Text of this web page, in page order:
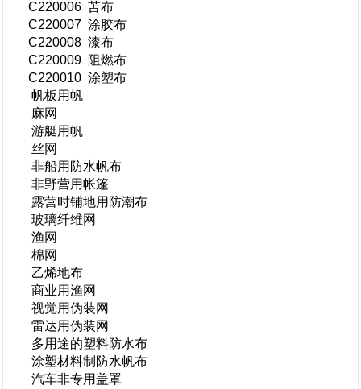
C220006 苫布
C220007 涂胶布
C220008 漆布
C220009 阻燃布
C220010 涂塑布
帆板用帆
麻网
游艇用帆
丝网
非船用防水帆布
非野营用帐篷
露营时铺地用防潮布
玻璃纤维网
渔网
棉网
乙烯地布
商业用渔网
视觉用伪装网
雷达用伪装网
多用途的塑料防水布
涂塑材料制防水帆布
汽车非专用盖罩